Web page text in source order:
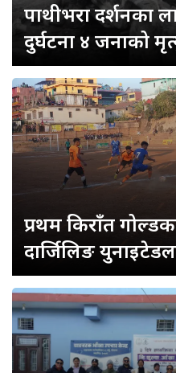
पाथीभरा दर्शनका
दुर्घटना ४ जनाको
प्रथम किराँत
दार्जिलिङ